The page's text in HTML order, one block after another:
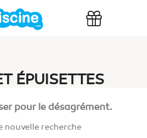
ÉPUISETTES
pour le désagrément.
nouvelle recherche